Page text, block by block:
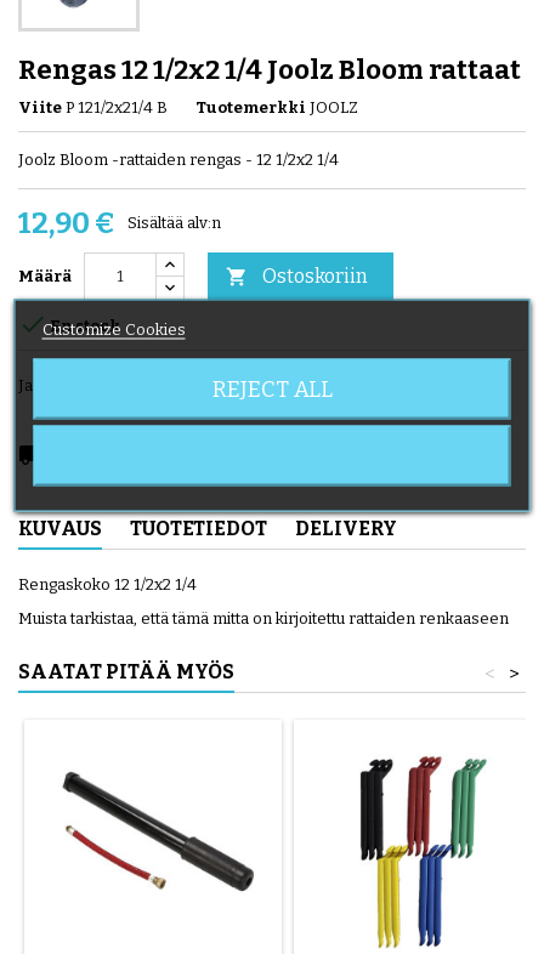
Rengas 12 1/2x2 1/4 Joolz Bloom rattaat
Viite P 121/2x21/4 B Tuotemerkki JOOLZ
Joolz Bloom -rattaiden rengas - 12 1/2x2 1/4
12,90 € Sisältää alv:n
Määrä  Ostoskoriin
En stock
Jaa
local_shipping
KUVAUS TUOTETIEDOT DELIVERY
Rengaskoko 12 1/2x2 1/4
Muista tarkistaa, että tämä mitta on kirjoitettu rattaiden renkaaseen
SAATAT PITÄÄ MYÖS >
<
Customize Cookies
REJECT ALL